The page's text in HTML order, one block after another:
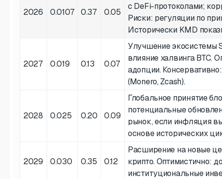
2026 0.0107 0.37 0.05
с DeFi-протоколами;
Риски: регуляции по
Исторически KMD
2027 0.019 0.13 0.07
Улучшение экосистемы
влияние халвинга BTC.
адопции.
(Monero, Zcash).
2028 0.025 0.20 0.09
Глобальное принятие
потенциальные
рынок, если инфляция
основе исторических
2029 0.030 0.35 0.12
Расширение на новые
крипто. Оптимистично:
институциональные